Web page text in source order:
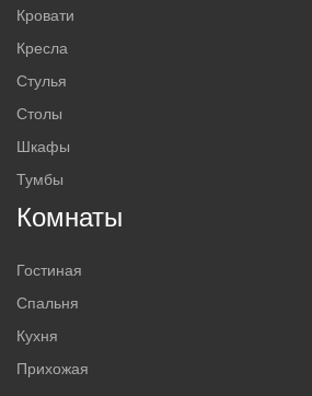
Кровати
Кресла
Стулья
Столы
Шкафы
Тумбы
Комнаты
Гостиная
Спальня
Кухня
Прихожая